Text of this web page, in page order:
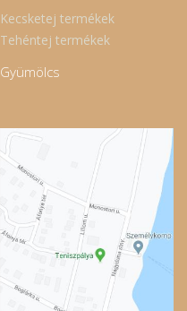
Kecsketej termékek
Tehéntej termékek
Gyümölcs